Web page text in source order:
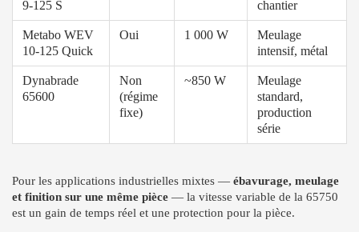
9-125 S
chantier
Metabo WEV
10-125 Quick
Oui 1 000 W
Meulage
intensif, métal
Dynabrade
65600
Non
(régime
fixe)
~850 W
Meulage
standard,
production
série
Pour les applications industrielles mixtes — ébavurage, meulage
et finition sur une même pièce — la vitesse variable de la 65750
est un gain de temps réel et une protection pour la pièce.